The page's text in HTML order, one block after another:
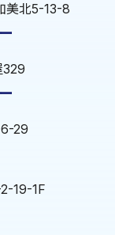
美北5-13-8
329
29
19-1F